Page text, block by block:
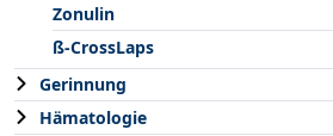
Zonulin
ß-CrossLaps
Gerinnung
Hämatologie